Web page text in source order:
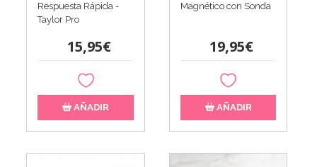
Respuesta Rápida -
Taylor Pro
15,95€
AÑADIR
Magnético con Sonda
19,95€
AÑADIR